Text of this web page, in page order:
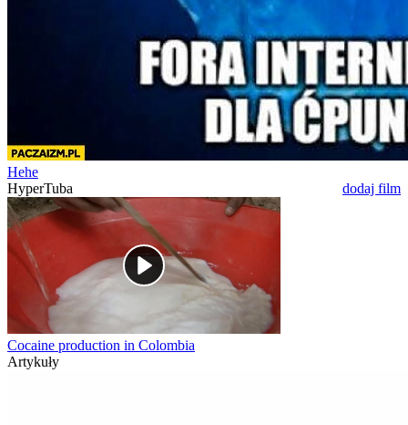
Hehe
HyperTuba
dodaj film
Cocaine production in Colombia
Artykuły